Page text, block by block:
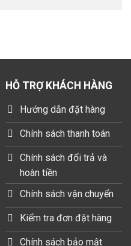
HỖ TRỢ KHÁCH HÀNG
Hướng dẫn đặt hàng
Chính sách thanh toán
Chính sách đổi trả và
hoàn tiền
Chính sách vận chuyển
Kiểm tra đơn đặt hàng
Chính sách bảo mật